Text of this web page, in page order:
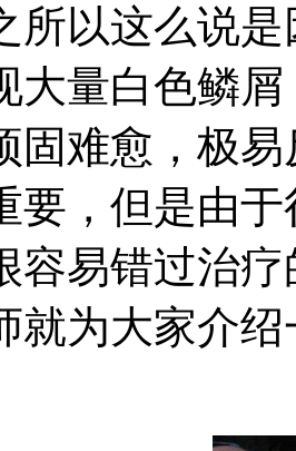
所以这么说
大量白色鳞
固难愈，极
要，但是由
容易错过治
就为大家介